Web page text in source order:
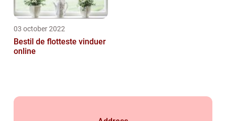
03 october 2022
Bestil de flotteste vinduer
online